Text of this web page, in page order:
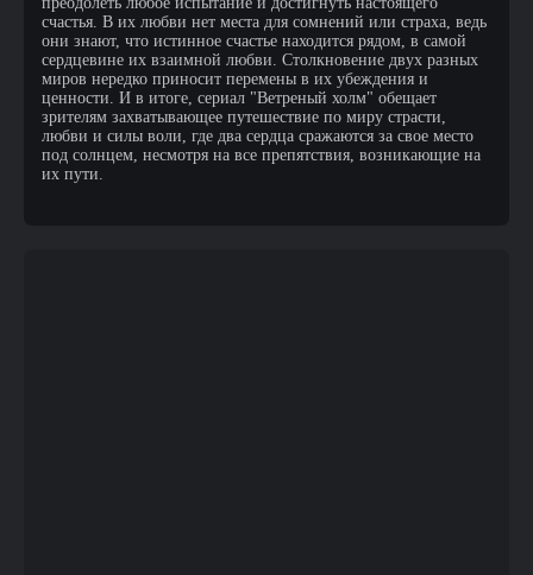
счастья. В их любви нет места для сомнений или страха, ведь
они знают, что истинное счастье находится рядом, в самой
сердцевине их взаимной любви. Столкновение двух разных
миров нередко приносит перемены в их убеждения и
ценности. И в итоге, сериал "Ветреный холм" обещает
зрителям захватывающее путешествие по миру страсти,
любви и силы воли, где два сердца сражаются за свое место
под солнцем, несмотря на все препятствия, возникающие на
их пути.